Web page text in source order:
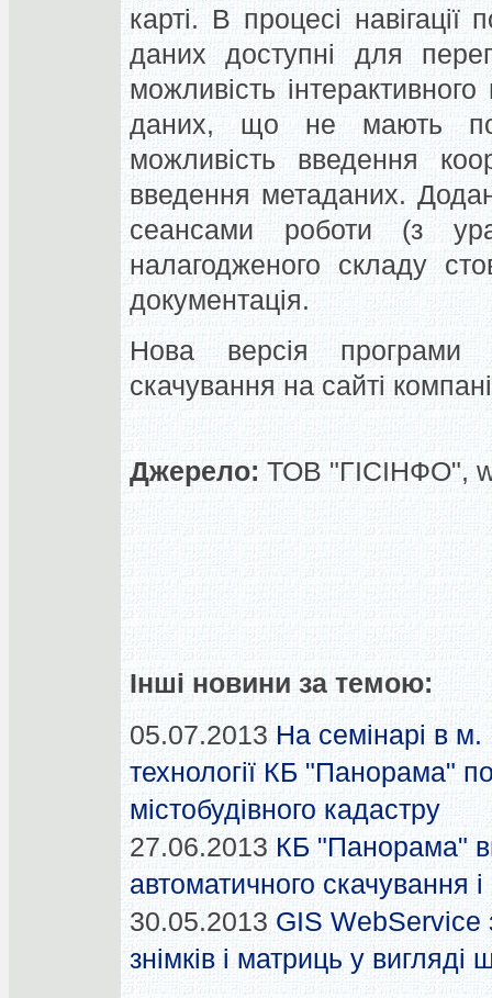
карті. В процесі
даних доступні для
можливість
даних, що не мають
можливість введення
введення метаданих.
сеансами роботи (з
налагодженого складу
документація.
Нова версія програми
скачування на сайті
Джерело: ТОВ "ГІСІНФО",
Інші новини за темою:
05.07.2013 На семінарі в м.
технології КБ "Панорама"
містобудівного кадастру
27.06.2013 КБ "Панорама"
автоматичного скачування
30.05.2013 GIS WebService
знімків і матриць у